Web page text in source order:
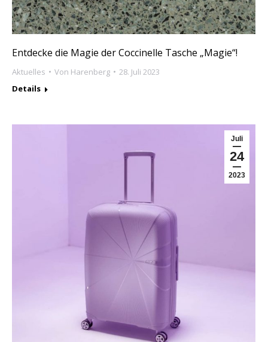
Entdecke die Magie der Coccinelle Tasche „Magie“!
Aktuelles Von Harenberg
28. Juli 2023
Details
Juli
24
2023